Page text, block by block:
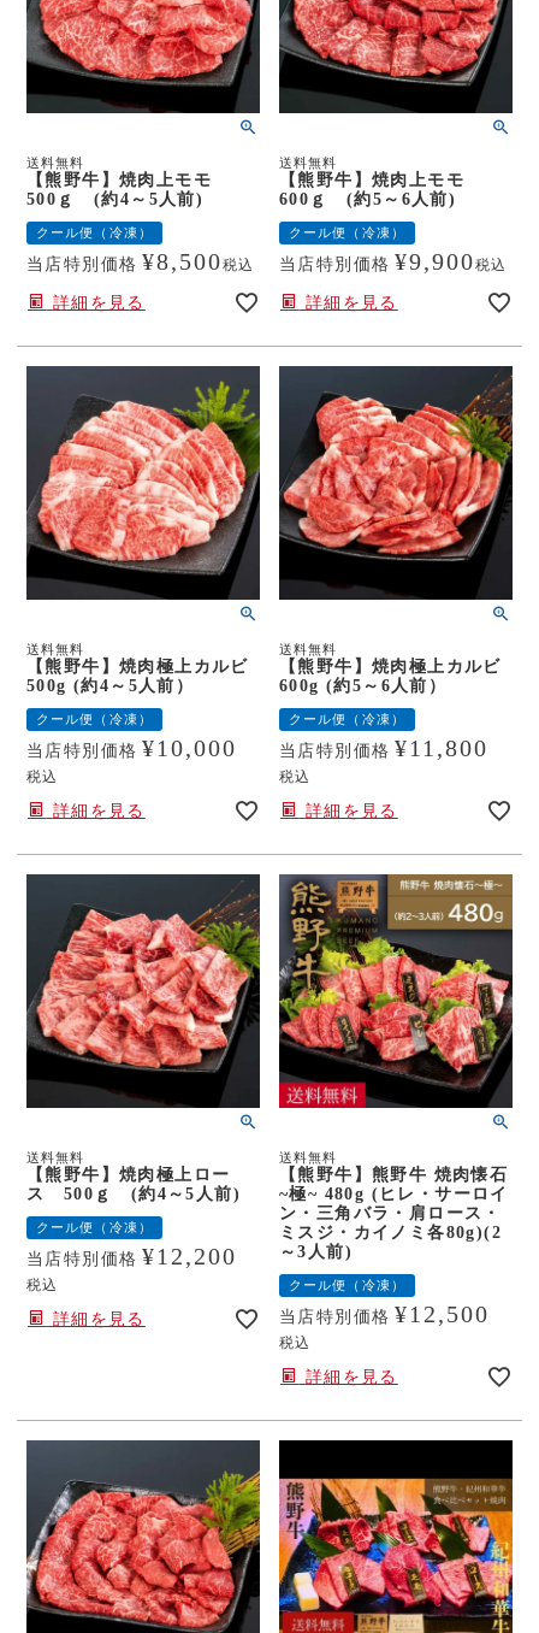
送料無料
【熊野牛】焼肉上モモ
500ｇ (約4～5人前)
クール便（冷凍）
当店特別価格 ¥8,500税込
詳細を見る
送料無料
【熊野牛】焼肉上モモ
600ｇ (約5～6人前)
クール便（冷凍）
当店特別価格 ¥9,900税込
詳細を見る
送料無料
【熊野牛】焼肉極上カルビ
500g (約4～5人前）
クール便（冷凍）
当店特別価格 ¥10,000
税込
詳細を見る
送料無料
【熊野牛】焼肉極上カルビ
600g (約5～6人前）
クール便（冷凍）
当店特別価格 ¥11,800
税込
詳細を見る
送料無料
【熊野牛】焼肉極上ロー
ス 500ｇ (約4～5人前)
クール便（冷凍）
当店特別価格 ¥12,200
税込
詳細を見る
送料無料
【熊野牛】熊野牛 焼肉懐石
~極~ 480g (ヒレ・サーロイ
ン・三角バラ・肩ロース・
ミスジ・カイノミ各80g)(2
～3人前)
クール便（冷凍）
当店特別価格 ¥12,500
税込
詳細を見る